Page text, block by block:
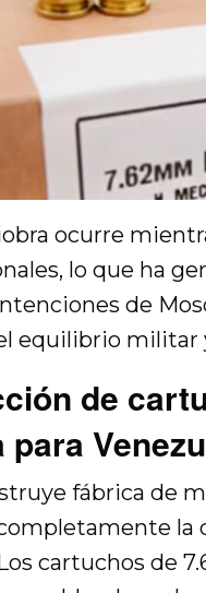
ocurre
lo que ha
de
equilibrio
de
para
fábrica de
la
cartuchos de